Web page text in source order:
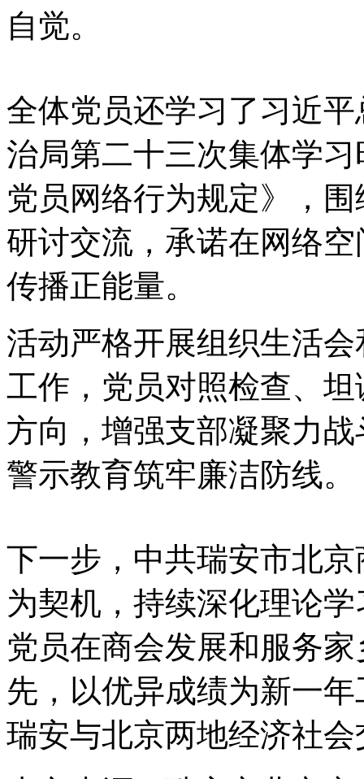
自觉。
全体党员还学习了习近
治局第二十三次集体学
党员网络行为规定》，围
研讨交流，承诺在网络
传播正能量。
活动严格开展组织生活会
工作，党员对照检查、
方向，增强支部凝聚力
警示教育筑牢廉洁防线。
下一步，中共瑞安市北
为契机，持续深化理论
党员在商会发展和服务
先，以优异成绩为新一
瑞安与北京两地经济社